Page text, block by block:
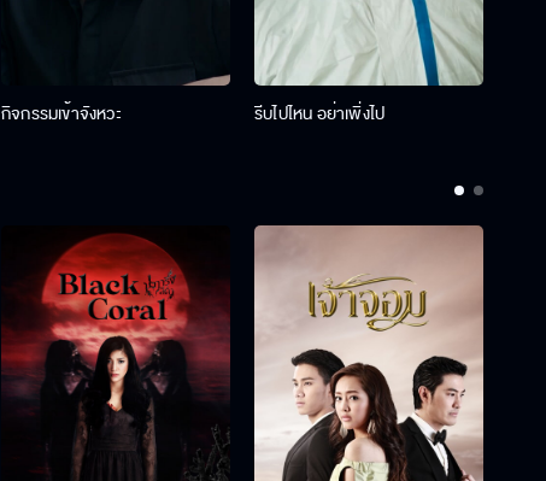
กิจกรรมเข้าจังหวะ รีบไปไหน อย่าเพิ่งไป